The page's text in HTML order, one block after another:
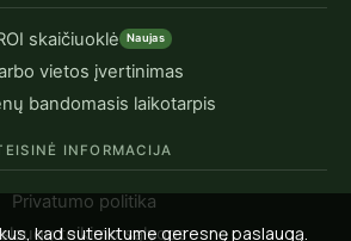
skaičiuoklė Naujas
vietos įvertinimas
bandomasis laikotarpis
INFORMACIJA
Privatumo politika
teikimo sąlygos
kad suteiktume geresnę paslaugą.